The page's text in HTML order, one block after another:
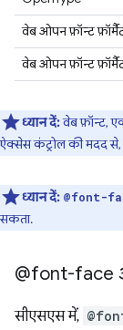
वेब ओपन फ़ॉन्ट
वेब ओपन फ़ॉन्ट
ध्यान दें:वेब फ़ॉन्ट,
ऐक्सेस कंट्रोल की मदद से,
ध्यान दें: @font-
सकता.
@font-face
सीएसएस में,